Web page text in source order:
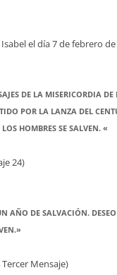
el día 7 de febrero de
DE LA MISERICORDIA
POR LA LANZA DEL
HOMBRES SE SALVEN. «
24)
AÑO DE SALVACIÓN. DESEO
Mensaje)